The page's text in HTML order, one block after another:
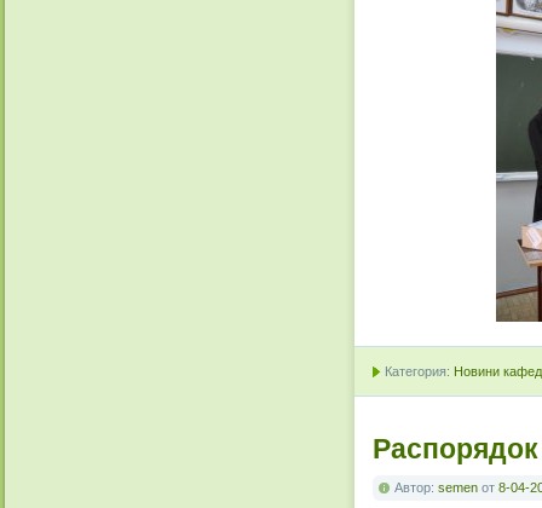
Категория: Новини
Автор: semen от 8-04-